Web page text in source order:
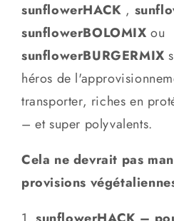
sunflowerHACK ,
sunflowerBOLOMIX ou
sunflowerBURGERMIX
héros de
transporter, riches en
– et super polyvalents.
Cela ne devrait pas
provisions